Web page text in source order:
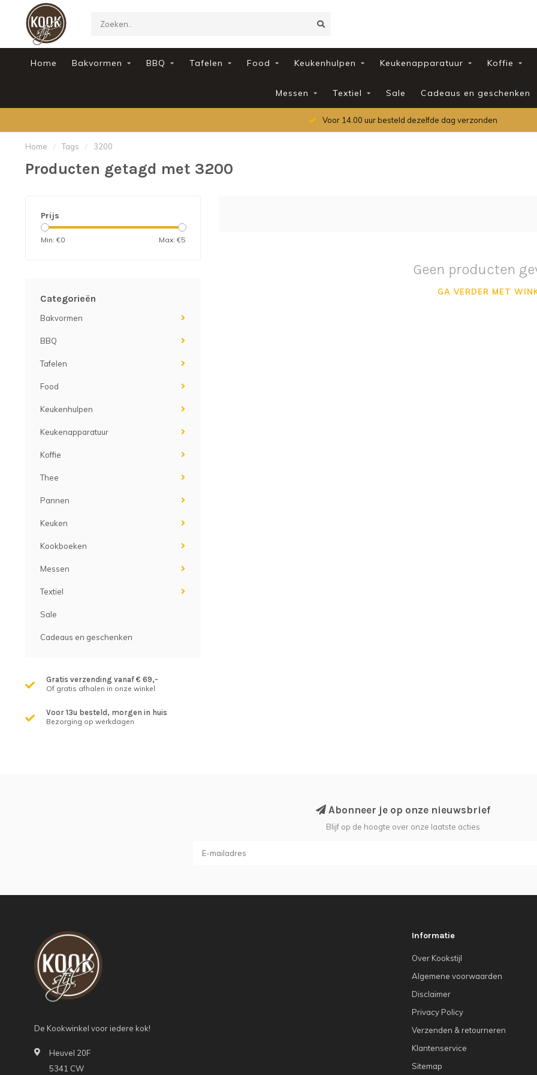
Home Bakvormen BBQ Tafelen Food Keukenhulpen Keukenapparatuur Koffie
Messen Textiel Sale Cadeaus en geschenken
Voor 14.00 uur besteld dezelfde dag verzonden
Home / Tags / 3200
Producten getagd met 3200
Prijs
Min: €0 Max: €5
Categorieën
Bakvormen
BBQ
Tafelen
Food
Keukenhulpen
Keukenapparatuur
Koffie
Thee
Pannen
Keuken
Kookboeken
Messen
Textiel
Sale
Cadeaus en geschenken
Gratis verzending vanaf € 69,-
Of gratis afhalen in onze winkel
Voor 13u besteld, morgen in huis
Bezorging op werkdagen
Geen producten
GA VERDER MET
Abonneer je op onze nieuwsbrief
Blijf op de hoogte over onze laatste acties
De Kookwinkel voor iedere kok!
Heuvel 20F
5341 CW
Informatie
Over Kookstijl
Algemene voorwaarden
Disclaimer
Privacy Policy
Verzenden & retourneren
Klantenservice
Sitemap